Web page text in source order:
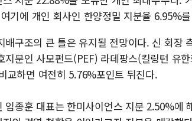
기에 개인 회사인 한양정밀 지분율 6.95%
배구조의 큰 틀은 유지될 전망이다. 신 회장
지분인 사모펀드(PEF) 라데팡스(킬링턴 유
교하면 여전히 5.76%포인트 뒤진다.
임종훈 대표는 한미사이언스 지분 2.50%에